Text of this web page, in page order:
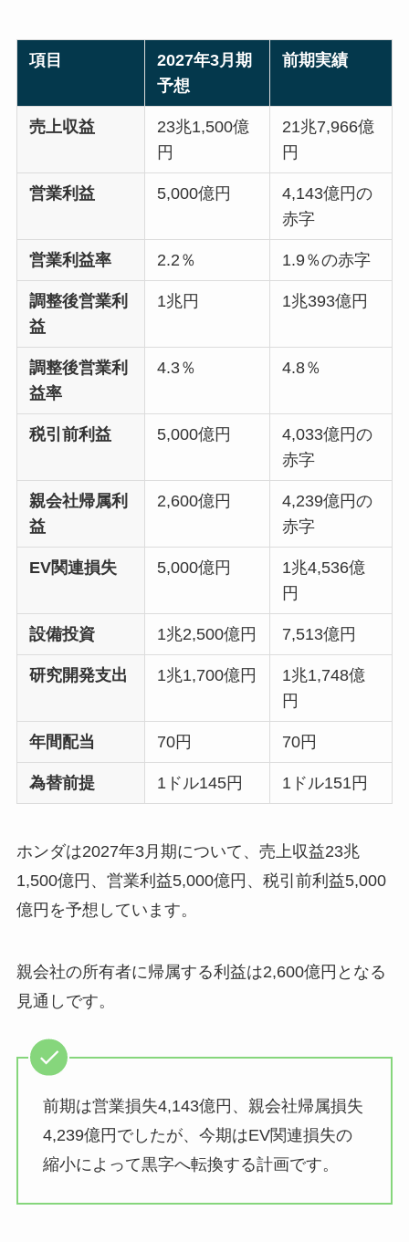
項目
2027年3月期
予想
前期実績
売上収益
23兆1,500億
円
21兆7,966億
円
営業利益 5,000億円
4,143億円の
赤字
営業利益率 2.2％ 1.9％の赤字
調整後営業利
益
1兆円 1兆393億円
調整後営業利
益率
4.3％ 4.8％
税引前利益 5,000億円
4,033億円の
赤字
親会社帰属利
益
2,600億円
4,239億円の
赤字
EV関連損失 5,000億円
1兆4,536億
円
設備投資 1兆2,500億円 7,513億円
研究開発支出 1兆1,700億円
1兆1,748億
円
年間配当 70円 70円
為替前提 1ドル145円 1ドル151円
ホンダは2027年3月期について、売上収益23兆
1,500億円、営業利益5,000億円、税引前利益5,000
億円を予想しています。
親会社の所有者に帰属する利益は2,600億円となる
見通しです。
前期は営業損失4,143億円、親会社帰属損失
4,239億円でしたが、今期はEV関連損失の
縮小によって黒字へ転換する計画です。